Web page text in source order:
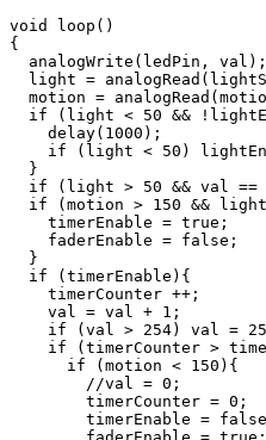
void loop()
{
  analogWrite(ledPin, val);
light =
motion =
if (light < 50 &&
    delay(1000);
if (light < 50)
  }
if (light > 50 && val ==
if (motion > 150 &&
    timerEnable = true;
    faderEnable = false;
  }
  if (timerEnable){
    timerCounter ++;
    val = val + 1;
if (val > 254) val =
if (timerCounter >
      if (motion < 150){
        //val = 0;
        timerCounter = 0;
timerEnable =